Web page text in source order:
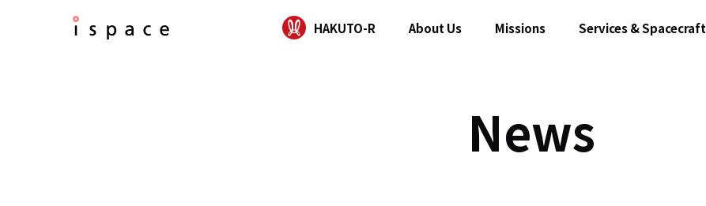
HAKUTO-R About Us Missions Services & Spacecraft
News